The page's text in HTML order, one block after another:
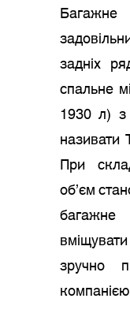
задніх
спальне
1930 л) з
називати
При
об’єм
багажне
зручно